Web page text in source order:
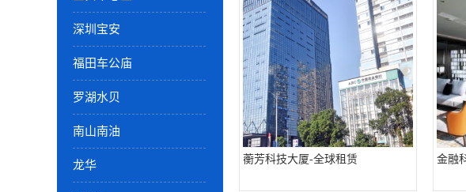
深圳宝安
福田车公庙
罗湖水贝
南山南油
龙华 蘅芳科技大厦-全球租赁 金融